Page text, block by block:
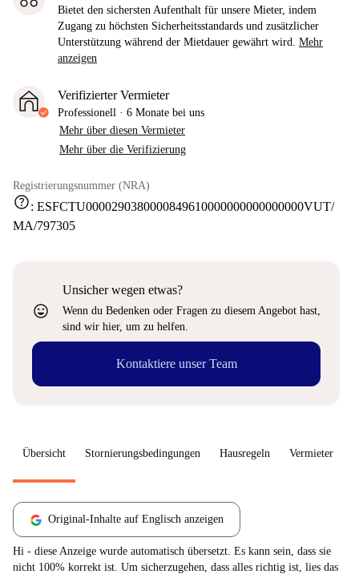
Bietet den sichersten Aufenthalt für unsere Mieter, indem
Zugang zu höchsten Sicherheitsstandards und zusätzlicher
Unterstützung während der Mietdauer gewährt wird. Mehr
anzeigen
Verifizierter Vermieter
Professionell · 6 Monate bei uns
Mehr über diesen Vermieter
Mehr über die Verifizierung
Registrierungsnummer (NRA)
help: ESFCTU0000290380000849610000000000000000VUT/
MA/797305
sentiment_very_satisfied
Unsicher wegen etwas?
Wenn du Bedenken oder Fragen zu diesem Angebot hast,
sind wir hier, um zu helfen.
Kontaktiere unser Team
Übersicht Stornierungsbedingungen Hausregeln Vermieter
Original-Inhalte auf Englisch anzeigen
Hi - diese Anzeige wurde automatisch übersetzt. Es kann sein, dass sie
nicht 100% korrekt ist. Um sicherzugehen, dass alles richtig ist, lies das